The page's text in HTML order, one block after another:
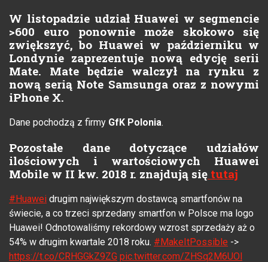
W listopadzie udział Huawei w segmencie
>600 euro ponownie może skokowo się
zwiększyć, bo Huawei w październiku w
Londynie zaprezentuje nową edycję serii
Mate. Mate będzie walczył na rynku z
nową serią Note Samsunga oraz z nowymi
iPhone X.
Dane pochodzą z firmy GfK Polonia.
Pozostałe dane dotyczące udziałów
ilościowych i wartościowych Huawei
Mobile w II kw. 2018 r. znajdują się tutaj
#Huawei drugim największym dostawcą smartfonów na
świecie, a co trzeci sprzedany smartfon w Polsce ma logo
Huawei! Odnotowaliśmy rekordowy wzrost sprzedaży aż o
54% w drugim kwartale 2018 roku. #MakeItPossible ->
https://t.co/CRHGGkZ9ZG pic.twitter.com/ZHSq2M6UOl